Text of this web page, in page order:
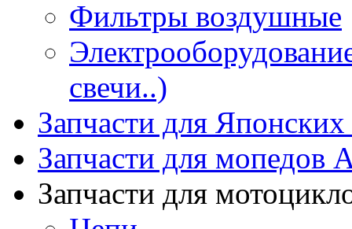
Фильтры воздушные
свечи..)
Запчасти для Японских
Запчасти для мопедов
Запчасти для